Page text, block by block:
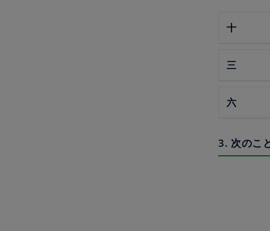
十
三
六
3. 次のこ